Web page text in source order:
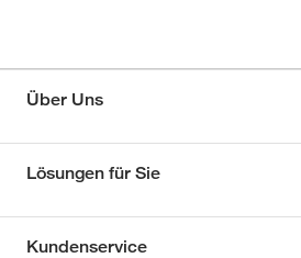
Über Uns
Lösungen für Sie
Kundenservice